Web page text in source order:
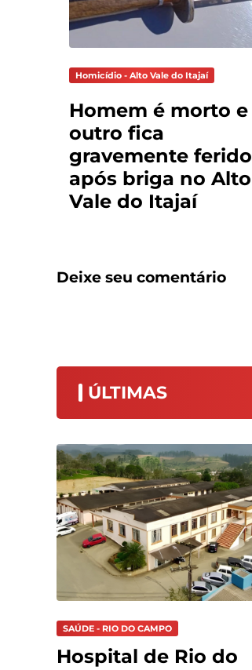
Homicídio - Alto Vale do Itajaí
Homem é morto e
outro fica
gravemente ferido
após briga no Alto
Vale do Itajaí
Deixe seu comentário
ÚLTIMAS
SAÚDE - RIO DO CAMPO
Hospital de Rio do